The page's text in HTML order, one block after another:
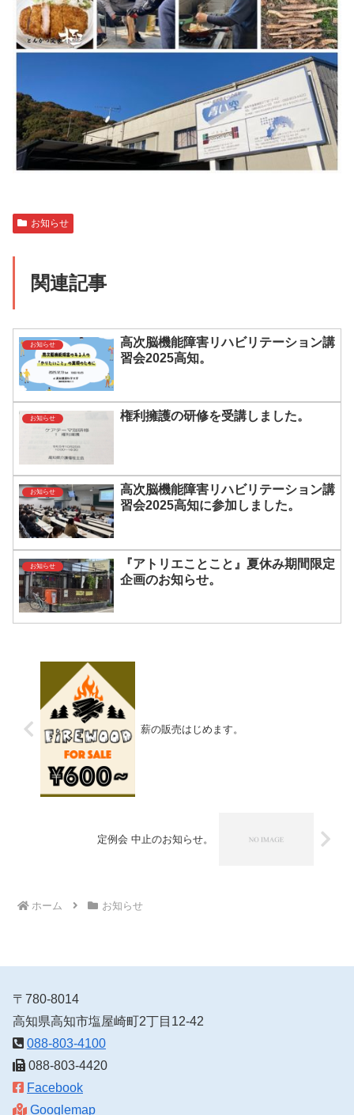
お知らせ
関連記事
お知らせ
高次脳機能障害リハビリテーション講
習会2025高知。
お知らせ 権利擁護の研修を受講しました。
お知らせ
高次脳機能障害リハビリテーション講
習会2025高知に参加しました。
お知らせ
『アトリエことこと』夏休み期間限定
企画のお知らせ。
薪の販売はじめます。
定例会 中止のお知らせ。
ホーム お知らせ
〒780-8014
高知県高知市塩屋崎町2丁目12-42
088-803-4100
088-803-4420
Facebook
Googlemap